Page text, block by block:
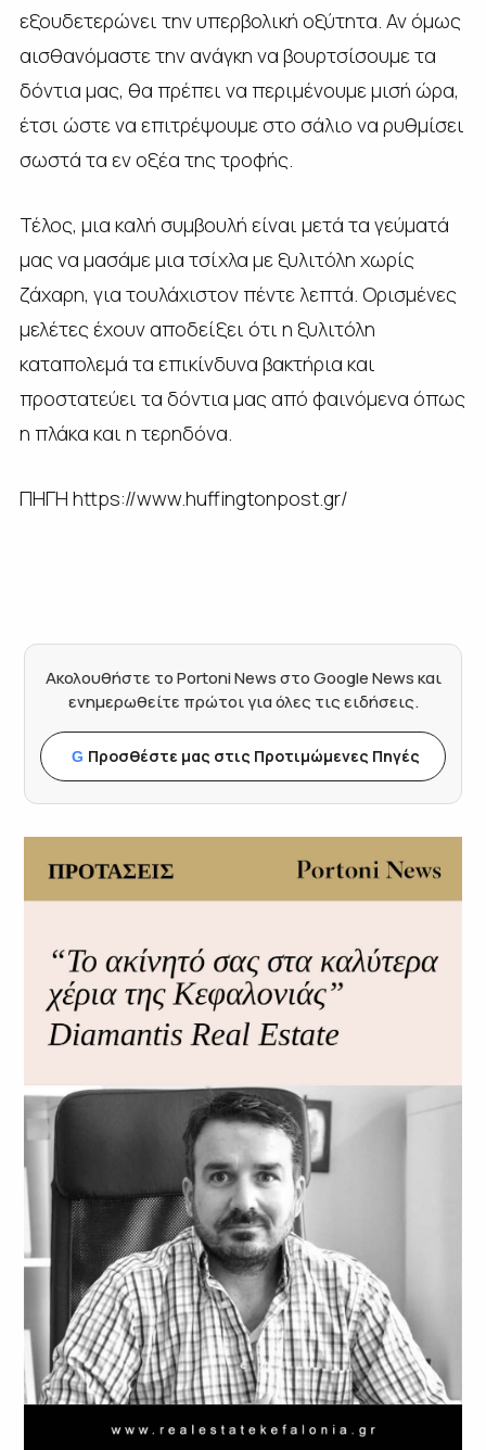
εξουδετερώνει την υπερβολική οξύτητα. Αν όμως
αισθανόμαστε την ανάγκη να βουρτσίσουμε τα
δόντια μας, θα πρέπει να περιμένουμε μισή ώρα,
έτσι ώστε να επιτρέψουμε στο σάλιο να ρυθμίσει
σωστά τα εν οξέα της τροφής.
Τέλος, μια καλή συμβουλή είναι μετά τα γεύματά
μας να μασάμε μια τσίχλα με ξυλιτόλη χωρίς
ζάχαρη, για τουλάχιστον πέντε λεπτά. Ορισμένες
μελέτες έχουν αποδείξει ότι η ξυλιτόλη
καταπολεμά τα επικίνδυνα βακτήρια και
προστατεύει τα δόντια μας από φαινόμενα όπως
η πλάκα και η τερηδόνα.
ΠΗΓΗ https://www.huffingtonpost.gr/
Ακολουθήστε το Portoni News στο Google News και
ενημερωθείτε πρώτοι για όλες τις ειδήσεις.
G Προσθέστε μας στις Προτιμώμενες Πηγές